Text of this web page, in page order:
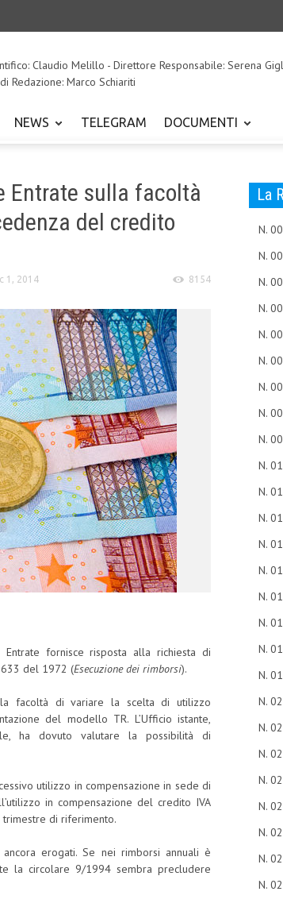
Claudio Melillo - Direttore Responsabile: Serena
Redazione: Marco Schiariti
NEWS TELEGRAM DOCUMENTI
Entrate sulla facoltà
del credito
1, 2014 8154
Entrate fornisce risposta alla richiesta di
633 del 1972 (Esecuzione dei rimborsi).
la facoltà di variare la scelta di utilizzo
del modello TR. L’Ufficio istante,
ha dovuto valutare la possibilità di
utilizzo in compensazione in sede di
in compensazione del credito IVA
di riferimento.
erogati. Se nei rimborsi annuali è
la circolare 9/1994 sembra precludere
La
N.
N.
N.
N.
N.
N.
N.
N.
N.
N.
N.
N.
N.
N.
N.
N.
N.
N.
N.
N.
N.
N.
N.
N.
N.
N.